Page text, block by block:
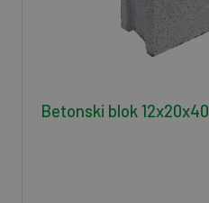
Betonski blok 12x20x40